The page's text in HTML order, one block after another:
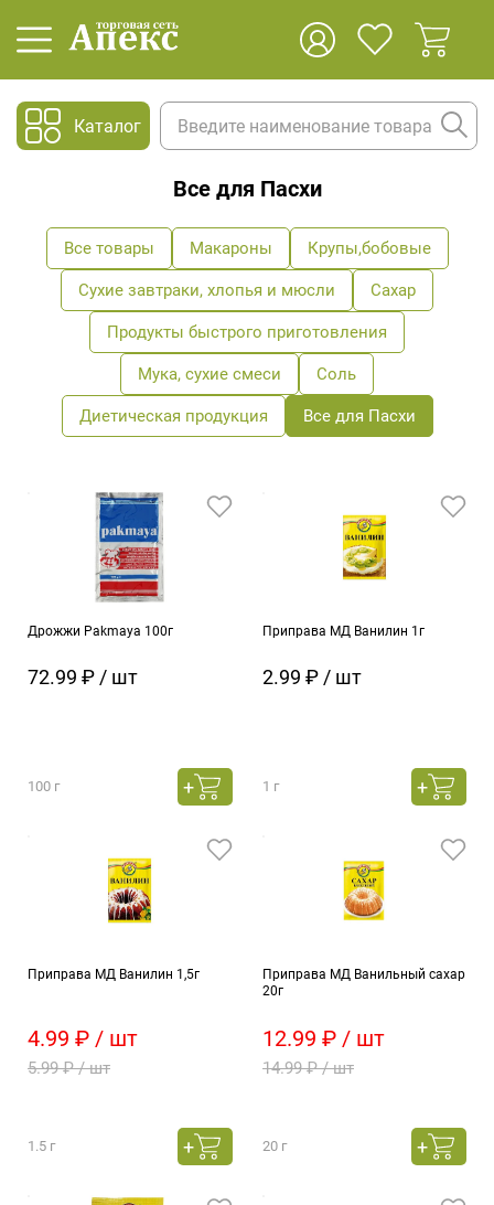
Каталог
Все для Пасхи
Все товары Макароны Крупы,бобовые
Сухие завтраки, хлопья и мюсли Сахар
Продукты быстрого приготовления
Мука, сухие смеси Соль
Диетическая продукция Все для Пасхи
Дрожжи Pakmaya 100г
72.99 ₽ / шт
100 г
Приправа МД Ванилин 1г
2.99 ₽ / шт
1 г
Приправа МД Ванилин 1,5г
4.99 ₽ / шт
5.99 ₽ / шт
1.5 г
Приправа МД Ванильный сахар
20г
12.99 ₽ / шт
14.99 ₽ / шт
20 г